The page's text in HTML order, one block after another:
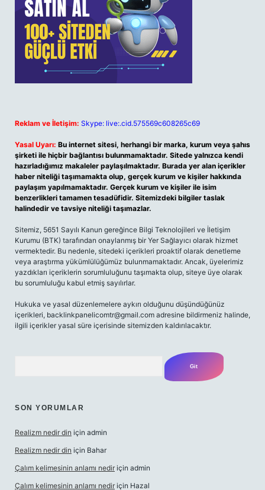
Reklam ve İletişim: Skype: live:.cid.575569c608265c69
Yasal Uyarı: Bu internet sitesi, herhangi bir marka, kurum veya şahıs
şirketi ile hiçbir bağlantısı bulunmamaktadır. Sitede yalnızca kendi
hazırladığımız makaleler paylaşılmaktadır. Burada yer alan içerikler
haber niteliği taşımamakta olup, gerçek kurum ve kişiler hakkında
paylaşım yapılmamaktadır. Gerçek kurum ve kişiler ile isim
benzerlikleri tamamen tesadüfidir. Sitemizdeki bilgiler taslak
halindedir ve tavsiye niteliği taşımazlar.
Sitemiz, 5651 Sayılı Kanun gereğince Bilgi Teknolojileri ve İletişim
Kurumu (BTK) tarafından onaylanmış bir Yer Sağlayıcı olarak hizmet
vermektedir. Bu nedenle, sitedeki içerikleri proaktif olarak denetleme
veya araştırma yükümlülüğümüz bulunmamaktadır. Ancak, üyelerimiz
yazdıkları içeriklerin sorumluluğunu taşımakta olup, siteye üye olarak
bu sorumluluğu kabul etmiş sayılırlar.
Hukuka ve yasal düzenlemelere aykırı olduğunu düşündüğünüz
içerikleri, backlinkpanelicomtr@gmail.com adresine bildirmeniz halinde,
ilgili içerikler yasal süre içerisinde sitemizden kaldırılacaktır.
SON YORUMLAR
Realizm nedir din için admin
Realizm nedir din için Bahar
Çalım kelimesinin anlamı nedir için admin
Çalım kelimesinin anlamı nedir için Hazal